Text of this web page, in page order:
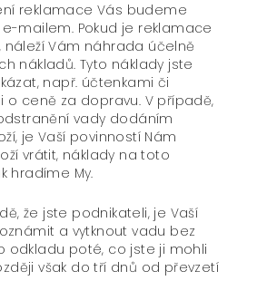
reklamace Vás budeme
mailem. Pokud je reklamace
náleží Vám náhrada účelně
nákladů. Tyto náklady jste
např. účtenkami či
o ceně za dopravu. V případě,
vady dodáním
je Vaší povinností Nám
vrátit, náklady na toto
hradíme My.
že jste podnikateli, je Vaší
a vytknout vadu bez
odkladu poté, co jste ji mohli
však do tří dnů od převzetí